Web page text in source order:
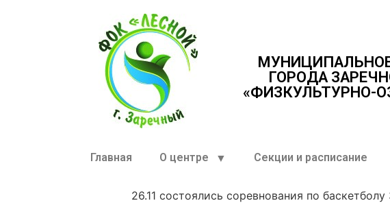
ГОРОДА
«ФИЗКУЛЬТУРНО-
Главная О центре Секции и расписание
26.11 состоялись соревнования по